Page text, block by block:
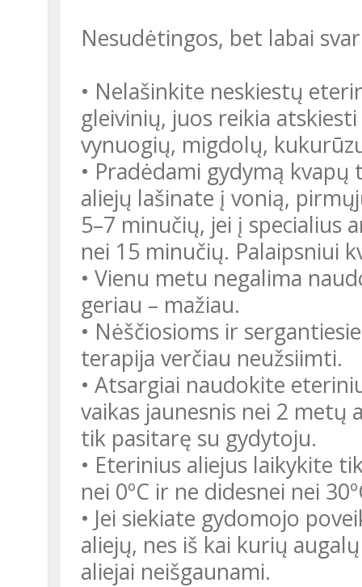
Nesudėtingos, bet labai
• Nelašinkite neskiestų
gleivinių, juos reikia
vynuogių, migdolų,
• Pradėdami gydymą
aliejų lašinate į vonią,
5–7 minučių, jei į specialius
nei 15 minučių. Palaipsniui
• Vienu metu negalima
geriau – mažiau.
• Nėščiosioms ir
terapija verčiau neužsiimti.
• Atsargiai naudokite
vaikas jaunesnis nei 2
tik pasitarę su gydytoju.
• Eterinius aliejus laikykite
nei 0ºC ir ne didesnei nei
• Jei siekiate gydomojo
aliejų, nes iš kai kurių
aliejai neišgaunami.